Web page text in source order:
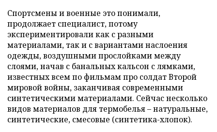
Спортсмены и военные это понимали,
продолжает специалист, потому
экспериментировали как с разными
материалами, так и с вариантами наслоения
одежды, воздушными прослойками между
слоями, начав с банальных кальсон с лямками,
известных всем по фильмам про солдат Второй
мировой войны, заканчивая современными
синтетическими материалами. Сейчас несколько
видов материалов для термобелья – натуральные,
синтетические, смесовые (синтетика-хлопок).